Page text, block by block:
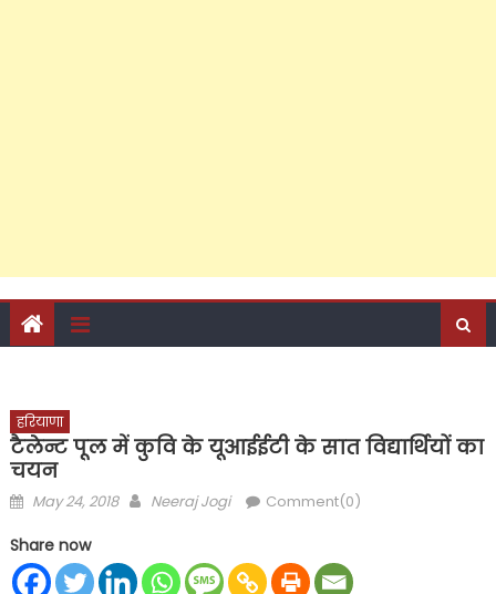
हरियाणा
टैलेन्ट पूल में कुवि के यूआईईटी के सात विद्यार्थियों का
चयन
Posted
May 24, 2018 Author
Neeraj Jogi Comment(0)
Share now